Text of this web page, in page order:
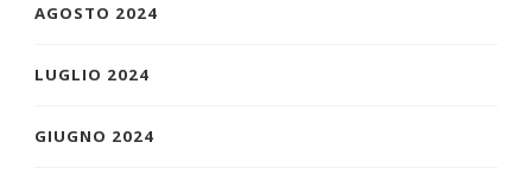
AGOSTO 2024
LUGLIO 2024
GIUGNO 2024